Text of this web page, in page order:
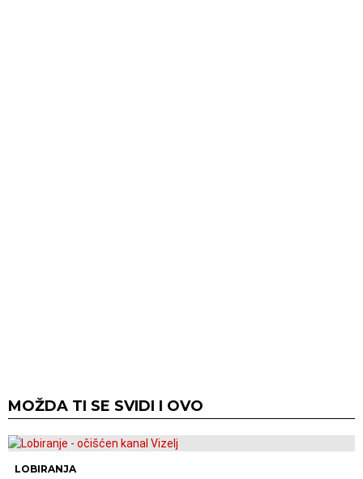
MOŽDA TI SE SVIDI I OVO
LOBIRANJA